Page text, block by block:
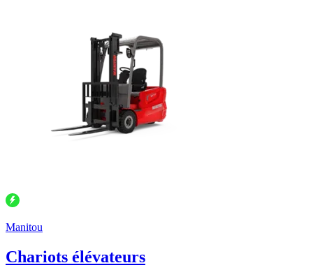
Manitou
Chariots élévateurs